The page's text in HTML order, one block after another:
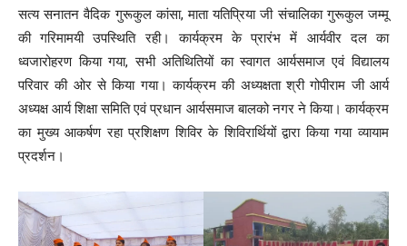
सत्य सनातन वैदिक गुरूकुल कांसा, माता यतिप्रिया जी संचालिका गुरूकुल जम्मू
की गरिमामयी उपस्थिति रही। कार्यक्रम के प्रारंभ में आर्यवीर दल का
ध्वजारोहरण किया गया, सभी अतिथितियों का स्वागत आर्यसमाज एवं विद्यालय
परिवार की ओर से किया गया। कार्यक्रम की अध्यक्षता श्री गोपीराम जी आर्य
अध्यक्ष आर्य शिक्षा समिति एवं प्रधान आर्यसमाज बालको नगर ने किया। कार्यक्रम
का मुख्य आकर्षण रहा प्रशिक्षण शिविर के शिविरार्थियों द्वारा किया गया व्यायाम
प्रदर्शन।